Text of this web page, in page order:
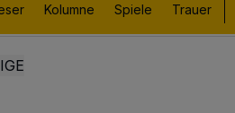
Kolumne Spiele Trauer